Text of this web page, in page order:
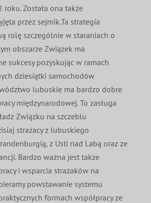
Została ona także
przez sejmik.Ta strategia
rolę szczególnie w staraniach o
obszarze Związek ma
sukcesy pozyskując w ramach
dziesiątki samochodów
lubuskie ma bardzo dobre
międzynarodowej. To zasługa
Związku na szczeblu
strażacy z lubuskiego
z Usti nad Labą oraz ze
Bardzo ważna jest także
i wsparcia strażaków na
powstawanie systemu
formach współpracy ze